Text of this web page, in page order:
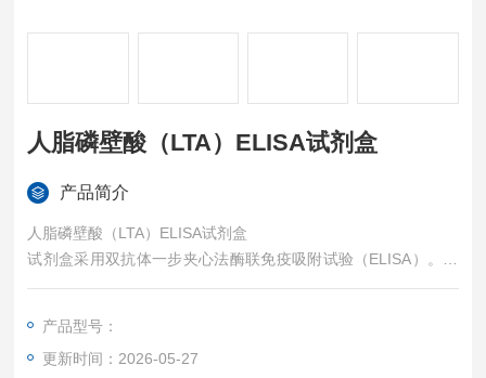
人脂磷壁酸（LTA）ELISA试剂盒
产品简介
人脂磷壁酸（LTA）ELISA试剂盒
试剂盒采用双抗体一步夹心法酶联免疫吸附试验（ELISA）。往
预先包被锁链素（DES）抗体的包被微孔中，依次加入标本、标
色，TMB在过氧化物酶的催化下转化成蓝色，并在酸的作用下转
化成最终的黄色。颜色的深浅和样品中的锁链素（DES）呈正相
产品型号：
更新时间：2026-05-27